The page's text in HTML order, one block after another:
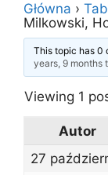
Główna ›
Milkowski,
This topic has 0
years, 9 months
Viewing 1
Autor
27